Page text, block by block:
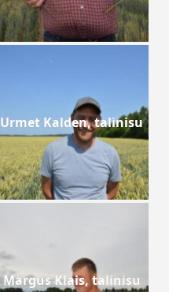
Urmet Kalden, talinisu
Margus Klais, talinisu